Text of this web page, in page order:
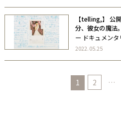
【telling,】 公
分、彼女の魔法
う生き方」
ー ドキュメン
した。 筆致、と
2022.05.25
1 2 …